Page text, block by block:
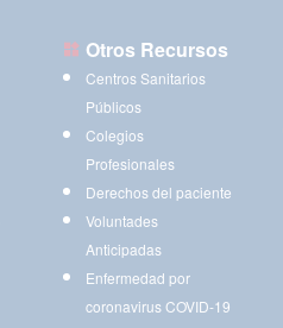
Otros Recursos
Centros Sanitarios
Públicos
Colegios
Profesionales
Derechos del paciente
Voluntades
Anticipadas
Enfermedad por
coronavirus COVID-19